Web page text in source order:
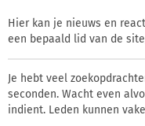
Hier kan je nieuws en
een bepaald lid van de
Je hebt veel
seconden. Wacht even
indient. Leden kunnen